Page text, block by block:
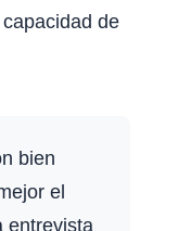
de
bien
el
entrevista